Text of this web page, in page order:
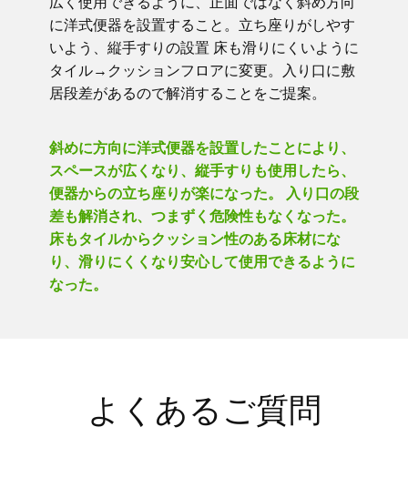
に洋式便器を設置すること。立ち座りがしやす
いよう、縦手すりの設置 床も滑りにくいように
タイル→クッションフロアに変更。入り口に敷
居段差があるので解消することをご提案。
斜めに方向に洋式便器を設置したことにより、
スペースが広くなり、縦手すりも使用したら、
便器からの立ち座りが楽になった。 入り口の段
差も解消され、つまずく危険性もなくなった。
床もタイルからクッション性のある床材にな
り、滑りにくくなり安心して使用できるように
なった。
よくあるご質問